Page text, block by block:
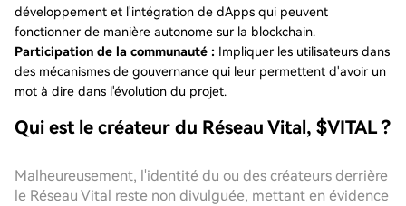
développement et l'intégration de dApps qui peuvent
fonctionner de manière autonome sur la blockchain.
Participation de la communauté : Impliquer les utilisateurs dans
des mécanismes de gouvernance qui leur permettent d'avoir un
mot à dire dans l'évolution du projet.
Qui est le créateur du Réseau Vital, $VITAL ?
Malheureusement, l'identité du ou des créateurs derrière
le Réseau Vital reste non divulguée, mettant en évidence